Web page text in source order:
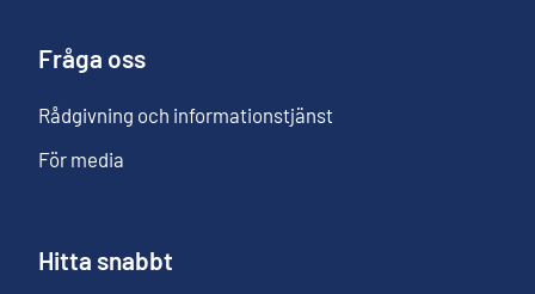
Fråga oss
Rådgivning och informationstjänst
För media
Hitta snabbt